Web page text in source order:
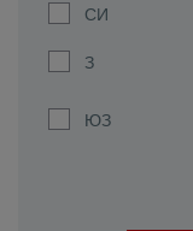
СИ
З
ЮЗ